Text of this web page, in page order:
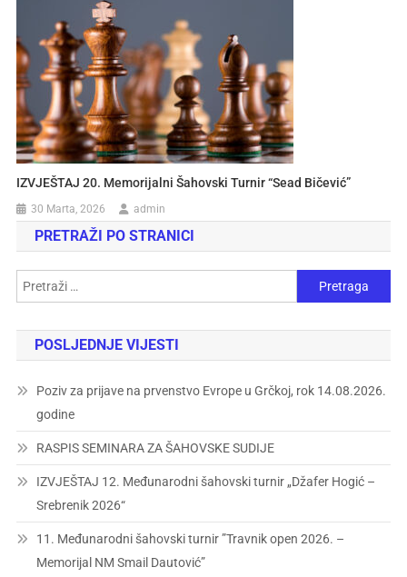
IZVJEŠTAJ 20. Memorijalni Šahovski Turnir “Sead Bičević”
30 Marta, 2026 admin
PRETRAŽI PO STRANICI
POSLJEDNJE VIJESTI
Poziv za prijave na prvenstvo Evrope u Grčkoj, rok 14.08.2026.
godine
RASPIS SEMINARA ZA ŠAHOVSKE SUDIJE
IZVJEŠTAJ 12. Međunarodni šahovski turnir „Džafer Hogić –
Srebrenik 2026“
11. Međunarodni šahovski turnir ”Travnik open 2026. –
Memorijal NM Smail Dautović”